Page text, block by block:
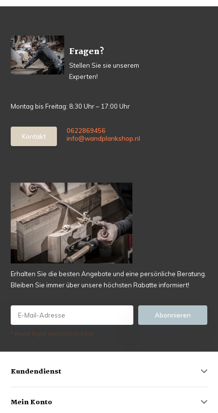
Fragen?
Stellen Sie sie unserem
Experten!
Montag bis Freitag: 8:30 Uhr – 17:00 Uhr
Kontakt
0622869456
info@wandplankshop.nl
Erhalten Sie die besten Angebote und eine persönliche Beratung.
Bleiben Sie immer über unsere höchsten Rabatte informiert!
Abonnieren
* Read legal restrictions here
Kundendienst
Mein Konto